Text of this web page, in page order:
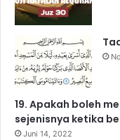
19. Apakah boleh
sejenisnya ketika
Juni 14, 2022